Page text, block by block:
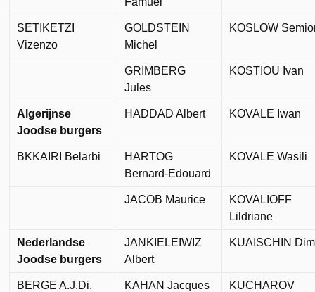
SETIKETZI
Vizenzo
GOLDSTEIN
Michel
KOSLOW
GRIMBERG
Jules
KOSTIOU Ivan
Algerijnse
Joodse burgers
HADDAD Albert KOVALE Iwan
BKKAIRI Belarbi
HARTOG
Bernard-Edouard
KOVALE Wasili
JACOB Maurice
KOVALIOFF
Lildriane
Nederlandse
Joodse burgers
JANKIELEIWIZ
Albert
KUAISCHIN
BERGE A.J.Di. KAHAN Jacques
KUCHAROV